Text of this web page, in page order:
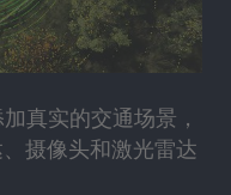
真实的交通场景，
摄像头和激光雷达